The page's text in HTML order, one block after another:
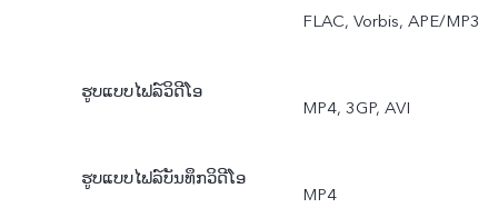
FLAC, Vorbis, APE/MP3
ຮູບແບບໄຟລ໌ວິດີໂອ
MP4, 3GP, AVI
ຮູບແບບໄຟລ໌ບັນທຶກວິດີໂອ
MP4